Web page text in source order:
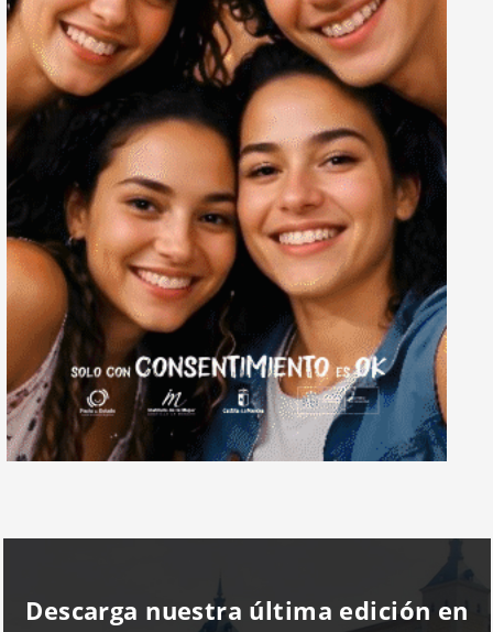
Descarga nuestra última edición en